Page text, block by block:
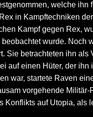
welche ihn
in Kampftechniken
Kampf gegen Rex,
wurde. Noch
betrachteten ihn als
auf einen Hüter, der
war, startete Raven
vorgehende
auf Utopia, als